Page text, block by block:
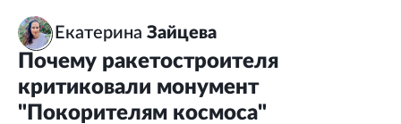
Екатерина Зайцева
Почему ракетостроителя
критиковали монумент
"Покорителям космоса"